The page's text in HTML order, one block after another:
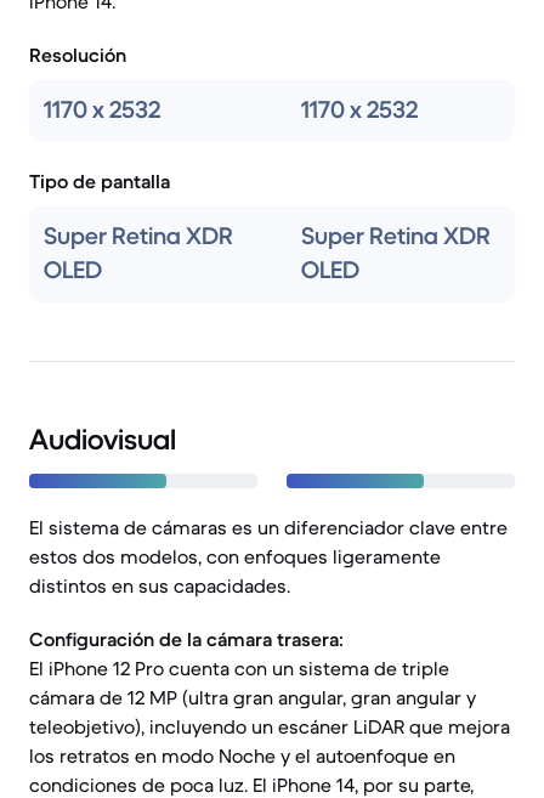
Resolución
1170 x 2532 1170 x 2532
Tipo de pantalla
Super Retina XDR
OLED
Super Retina XDR
OLED
Audiovisual
El sistema de cámaras es un diferenciador clave entre
estos dos modelos, con enfoques ligeramente
distintos en sus capacidades.
Configuración de la cámara trasera:
El iPhone 12 Pro cuenta con un sistema de triple
cámara de 12 MP (ultra gran angular, gran angular y
teleobjetivo), incluyendo un escáner LiDAR que mejora
los retratos en modo Noche y el autoenfoque en
condiciones de poca luz. El iPhone 14, por su parte,